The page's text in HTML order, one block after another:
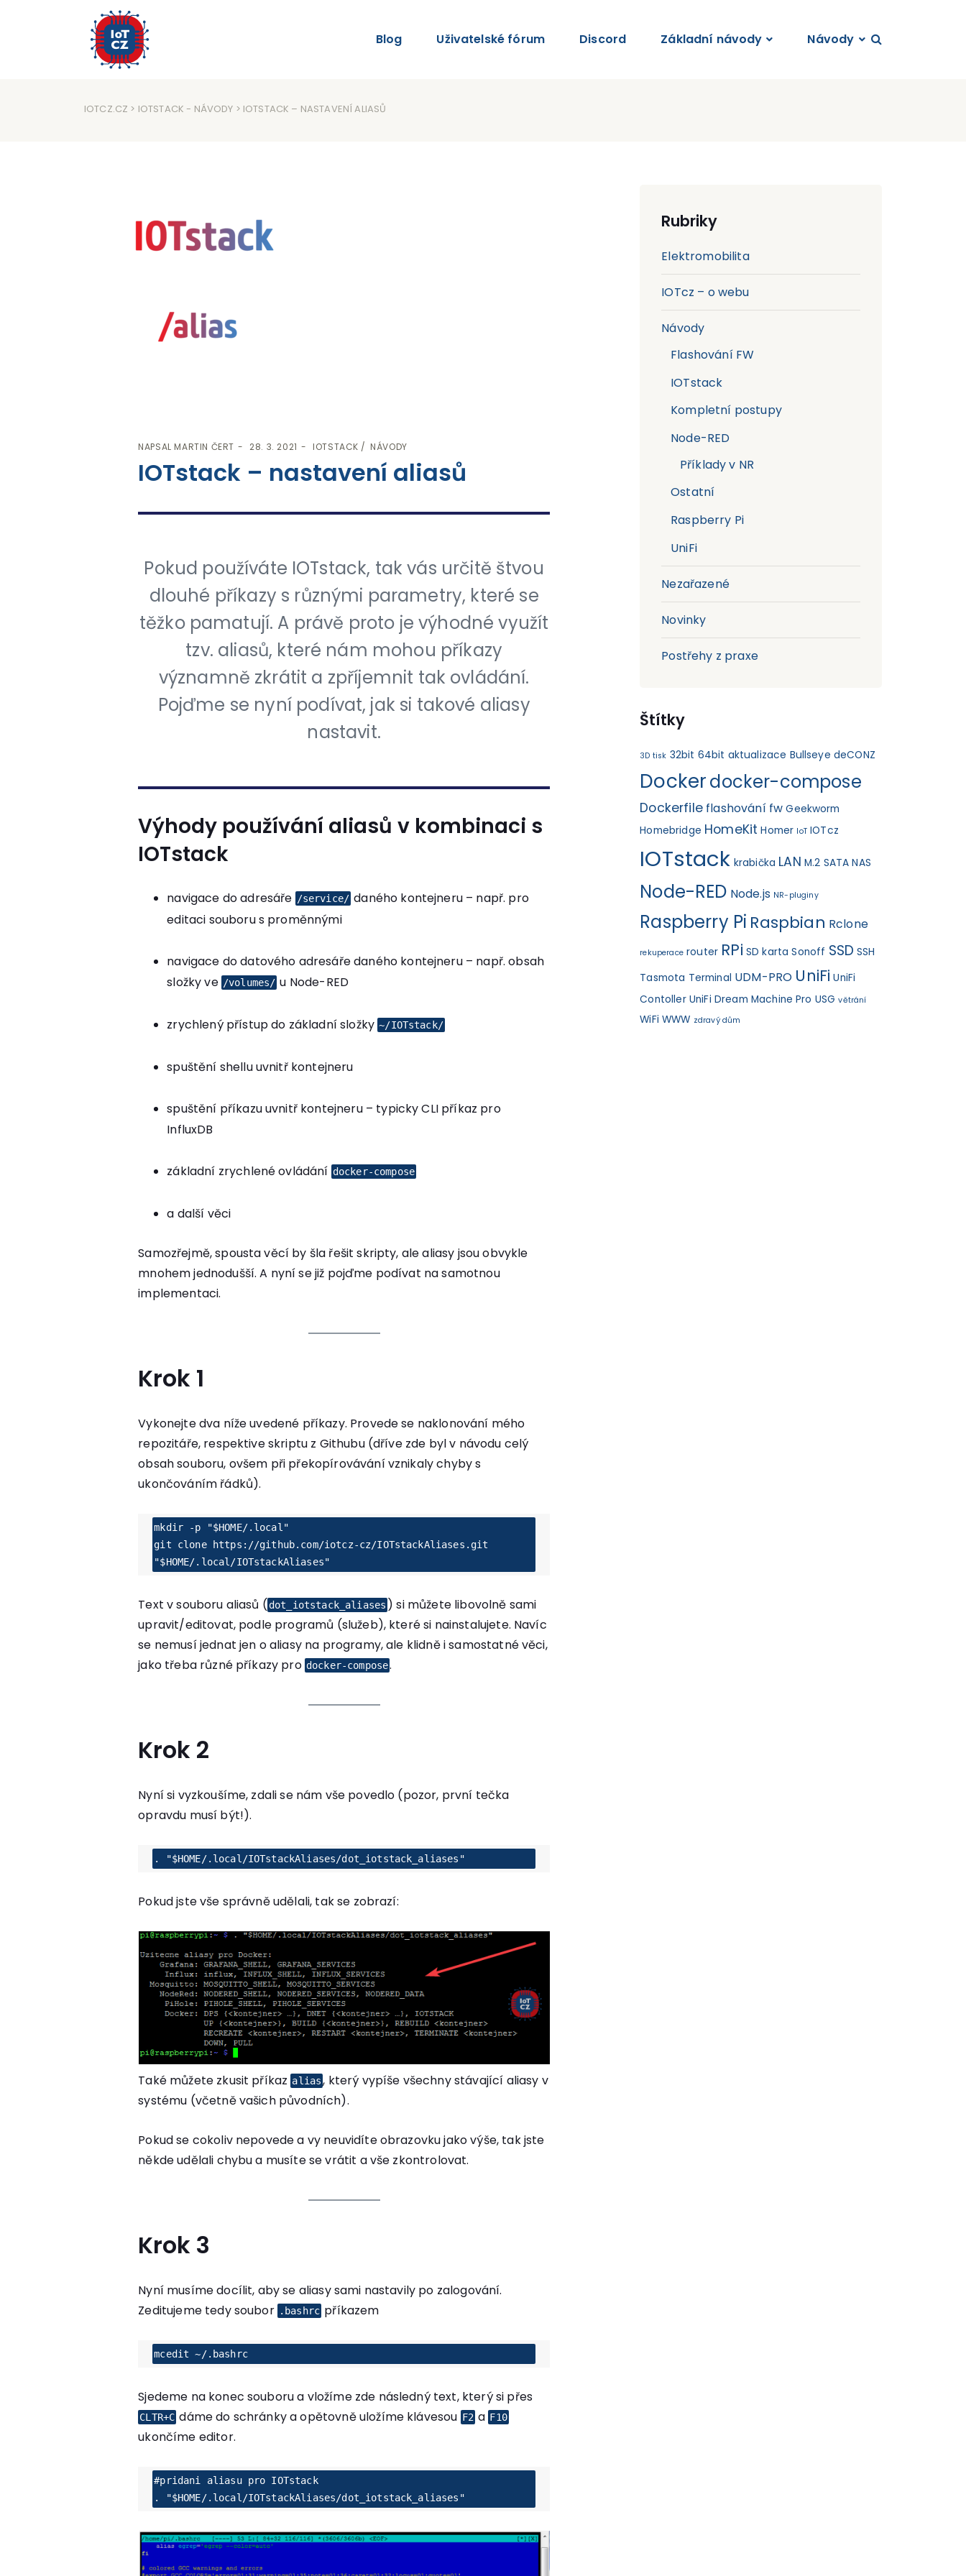
Blog Uživatelské fórum Discord Základní návody Návody
IOTCZ.CZ > IOTSTACK - NÁVODY > IOTSTACK – NASTAVENÍ ALIASŮ
NAPSALMARTIN ČERT 28. 3. 2021 IOTSTACK NÁVODY
IOTstack – nastavení aliasů
Pokud používáte IOTstack, tak vás určitě štvou
dlouhé příkazy s různými parametry, které se
těžko pamatují. A právě proto je výhodné využít
tzv. aliasů, které nám mohou příkazy
významně zkrátit a zpříjemnit tak ovládání.
Pojďme se nyní podívat, jak si takové aliasy
nastavit.
Výhody používání aliasů v kombinaci s
IOTstack
navigace do adresáře /service/ daného kontejneru – např. pro
editaci souboru s proměnnými
navigace do datového adresáře daného kontejneru – např. obsah
složky ve /volumes/ u Node-RED
zrychlený přístup do základní složky~/IOTstack/
spuštění shellu uvnitř kontejneru
spuštění příkazu uvnitř kontejneru – typicky CLI příkaz pro
InfluxDB
základní zrychlené ovládání docker-compose
a další věci
Samozřejmě, spousta věcí by šla řešit skripty, ale aliasy jsou obvykle
mnohem jednodušší. A nyní se již pojďme podívat na samotnou
implementaci.
Krok 1
Vykonejte dva níže uvedené příkazy. Provede se naklonování mého
repozitáře, respektive skriptu z Githubu (dříve zde byl v návodu celý
obsah souboru, ovšem při překopírovávání vznikaly chyby s
ukončováním řádků).
mkdir -p "$HOME/.local"
git clone https://github.com/iotcz-cz/IOTstackAliases.git
"$HOME/.local/IOTstackAliases"
Text v souboru aliasů ( dot_iotstack_aliases ) si můžete libovolně sami
upravit/editovat, podle programů (služeb), které si nainstalujete. Navíc
se nemusí jednat jen o aliasy na programy, ale klidně i samostatné věci,
jako třeba různé příkazy pro docker-compose.
Krok 2
Nyní si vyzkoušíme, zdali se nám vše povedlo (pozor, první tečka
opravdu musí být!).
. "$HOME/.local/IOTstackAliases/dot_iotstack_aliases"
Pokud jste vše správně udělali, tak se zobrazí:
Také můžete zkusit příkazalias , který vypíše všechny stávající aliasy v
systému (včetně vašich původních).
Pokud se cokoliv nepovede a vy neuvidíte obrazovku jako výše, tak jste
někde udělali chybu a musíte se vrátit a vše zkontrolovat.
Krok 3
Nyní musíme docílit, aby se aliasy sami nastavily po zalogování.
Zeditujeme tedy soubor .bashrc příkazem
mcedit ~/.bashrc
Sjedeme na konec souboru a vložíme zde následný text, který si přes
CLTR+C dáme do schránky a opětovně uložíme klávesou F2aF10
ukončíme editor.
#pridani aliasu pro IOTstack
Rubriky
Elektromobilita
IOTcz – o webu
Návody
Flashování FW
IOTstack
Kompletní postupy
Node-RED
Příklady v NR
Ostatní
Raspberry Pi
UniFi
Nezařazené
Novinky
Postřehy z praxe
Štítky
3D tisk 32bit 64bit aktualizace Bullseye deCONZ
Dockerdocker-compose
Dockerfile flashování fw Geekworm
Homebridge HomeKit Homer IoT IOTcz
IOTstack krabička LAN M.2 SATA NAS
Node-RED Node.js NR-pluginy
Raspberry Pi Raspbian Rclone
rekuperace router RPi SD karta Sonoff SSD SSH
Tasmota Terminal UDM-PRO UniFi UniFi
Contoller UniFi Dream Machine Pro USG větrání
WiFi WWW zdravý dům